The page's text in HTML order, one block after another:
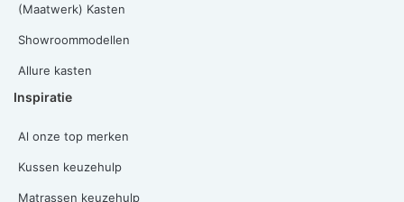
(Maatwerk) Kasten
Showroommodellen
Allure kasten
Inspiratie
Al onze top merken
Kussen keuzehulp
Matrassen keuzehulp